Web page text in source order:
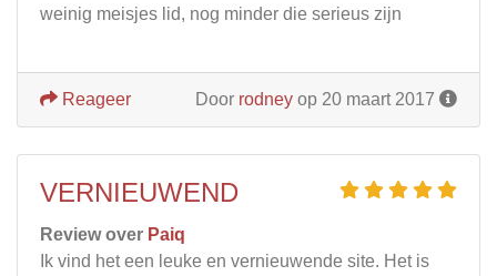
weinig meisjes lid, nog minder die serieus zijn
Door rodney op 20 maart 2017
Reageer
VERNIEUWEND
Review over Paiq
Ik vind het een leuke en vernieuwende site. Het is